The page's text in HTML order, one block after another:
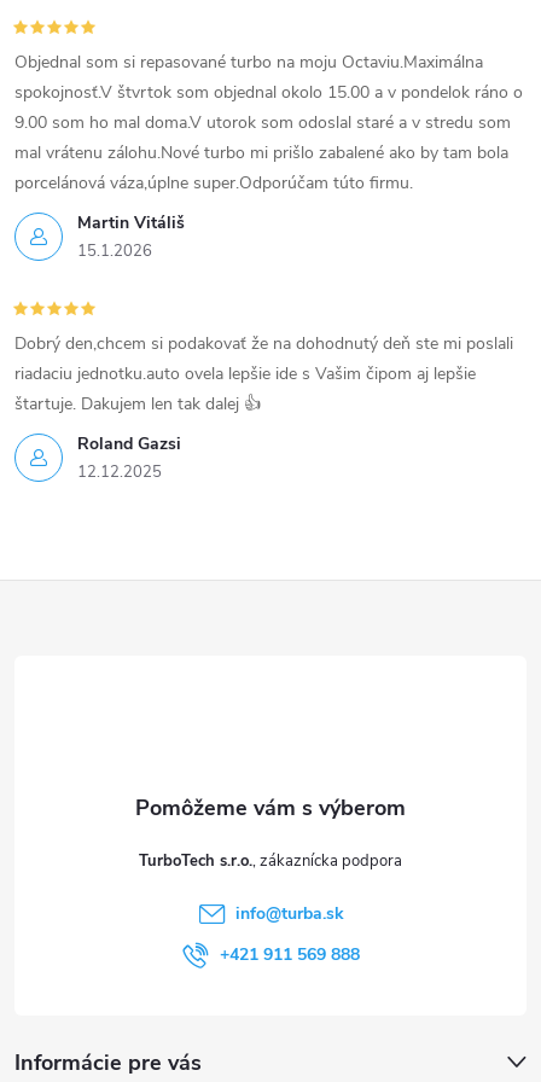
c
i
e
p
r
v
k
y
v
ý
Martin Vitáliš
15.1.2026
Objednal som si repasované turbo na moju Octaviu.Maximálna
spokojnosť.V štvrtok som objednal okolo 15.00 a v pondelok ráno o
9.00 som ho mal doma.V utorok som odoslal staré a v stredu som
mal vrátenu zálohu.Nové turbo mi prišlo zabalené ako by tam bola
porcelánová váza,úplne super.Odporúčam túto firmu.
Roland Gazsi
12.12.2025
Dobrý den,chcem si podakovať že na dohodnutý deň ste mi poslali
riadaciu jednotku.auto ovela lepšie ide s Vašim čipom aj lepšie
štartuje. Dakujem len tak dalej 👍
TurboTech s.r.o.
info@turba.sk
+421 911 569 888
Informácie pre vás